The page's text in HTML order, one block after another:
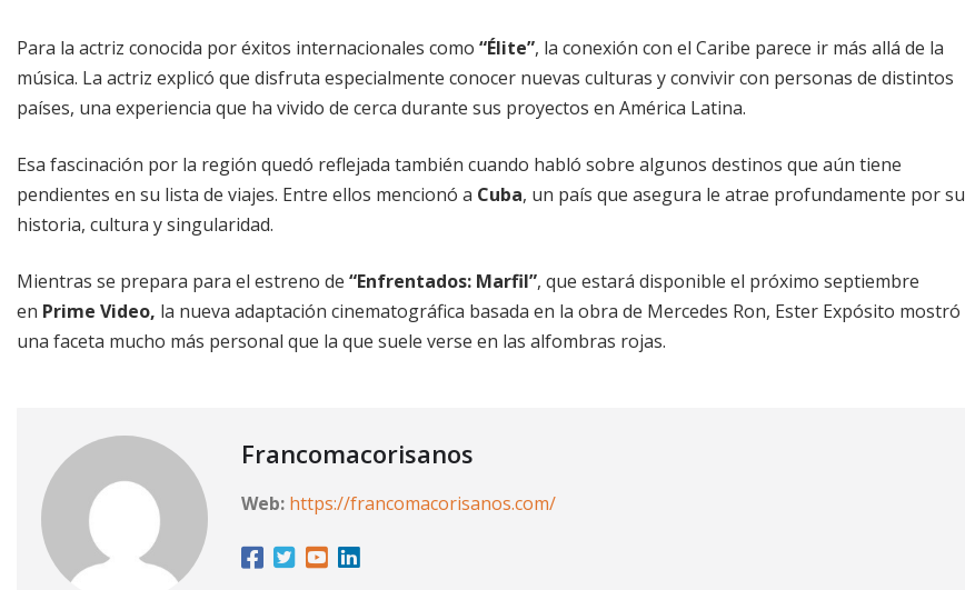
Para la actriz conocida por éxitos internacionales como “Élite”, la conexión con el Caribe parece ir más allá de la
música. La actriz explicó que disfruta especialmente conocer nuevas culturas y convivir con personas de distintos
países, una experiencia que ha vivido de cerca durante sus proyectos en América Latina.
Esa fascinación por la región quedó reflejada también cuando habló sobre algunos destinos que aún tiene
pendientes en su lista de viajes. Entre ellos mencionó a Cuba, un país que asegura le atrae profundamente por su
historia, cultura y singularidad.
Mientras se prepara para el estreno de “Enfrentados: Marfil”, que estará disponible el próximo septiembre
en Prime Video, la nueva adaptación cinematográfica basada en la obra de Mercedes Ron, Ester Expósito mostró
una faceta mucho más personal que la que suele verse en las alfombras rojas.
Francomacorisanos
Web: https://francomacorisanos.com/